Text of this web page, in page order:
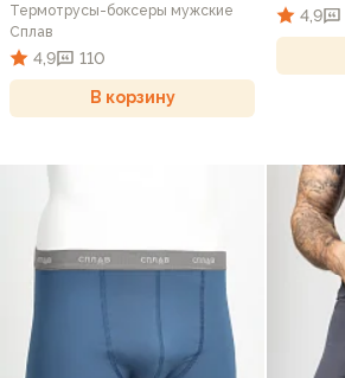
Термотрусы-боксеры мужские
Сплав
4,9 110
В корзину
4,9